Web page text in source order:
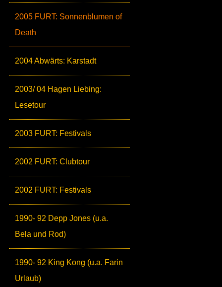
2005 FURT: Sonnenblumen of
Death
2004 Abwärts: Karstadt
2003/ 04 Hagen Liebing:
Lesetour
2003 FURT: Festivals
2002 FURT: Clubtour
2002 FURT: Festivals
1990- 92 Depp Jones (u.a.
Bela und Rod)
1990- 92 King Kong (u.a. Farin
Urlaub)